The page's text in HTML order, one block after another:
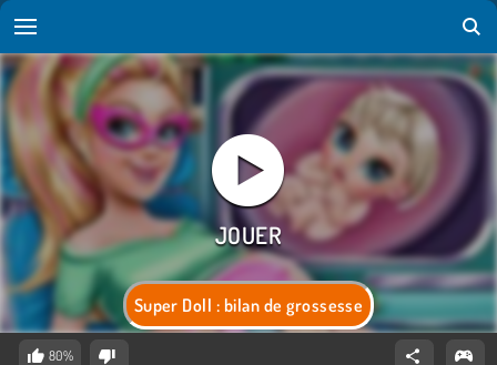
Super Doll : bilan de grossesse
80%